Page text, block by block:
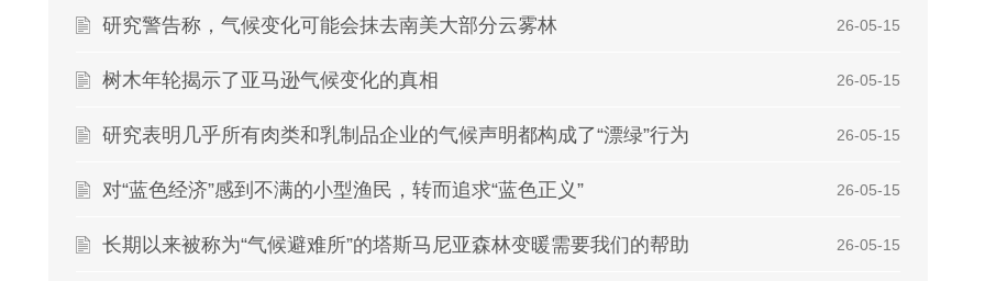
研究警告称，气候变化可能会抹去南美大部分云雾林 | 26-05-15
树木年轮揭示了亚马逊气候变化的真相 | 26-05-15
研究表明几乎所有肉类和乳制品企业的气候声明都构成了“漂绿”行为 | 26-05-15
对“蓝色经济”感到不满的小型渔民，转而追求“蓝色正义” | 26-05-15
长期以来被称为“气候避难所”的塔斯马尼亚森林变暖需要我们的帮助 | 26-05-15